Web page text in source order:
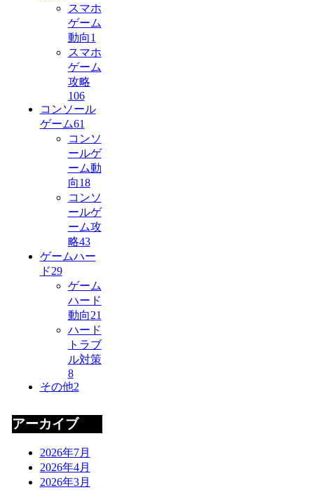
スマホ
ゲーム
動向1
スマホ
ゲーム
攻略
106
コンソール
ゲーム61
コンソ
ールゲ
ーム動
向18
コンソ
ールゲ
ーム攻
略43
ゲームハー
ド29
ゲーム
ハード
動向21
ハード
トラブ
ル対策
8
その他2
アーカイブ
2026年7月
2026年4月
2026年3月